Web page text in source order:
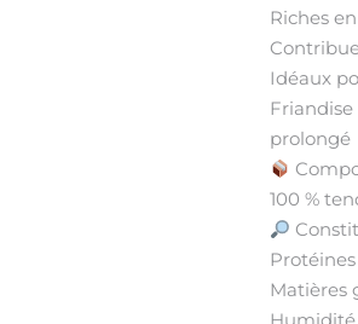
Riches
Idéaux
prolongé
100 %
Matières